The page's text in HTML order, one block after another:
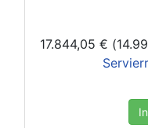
17.844,05 €